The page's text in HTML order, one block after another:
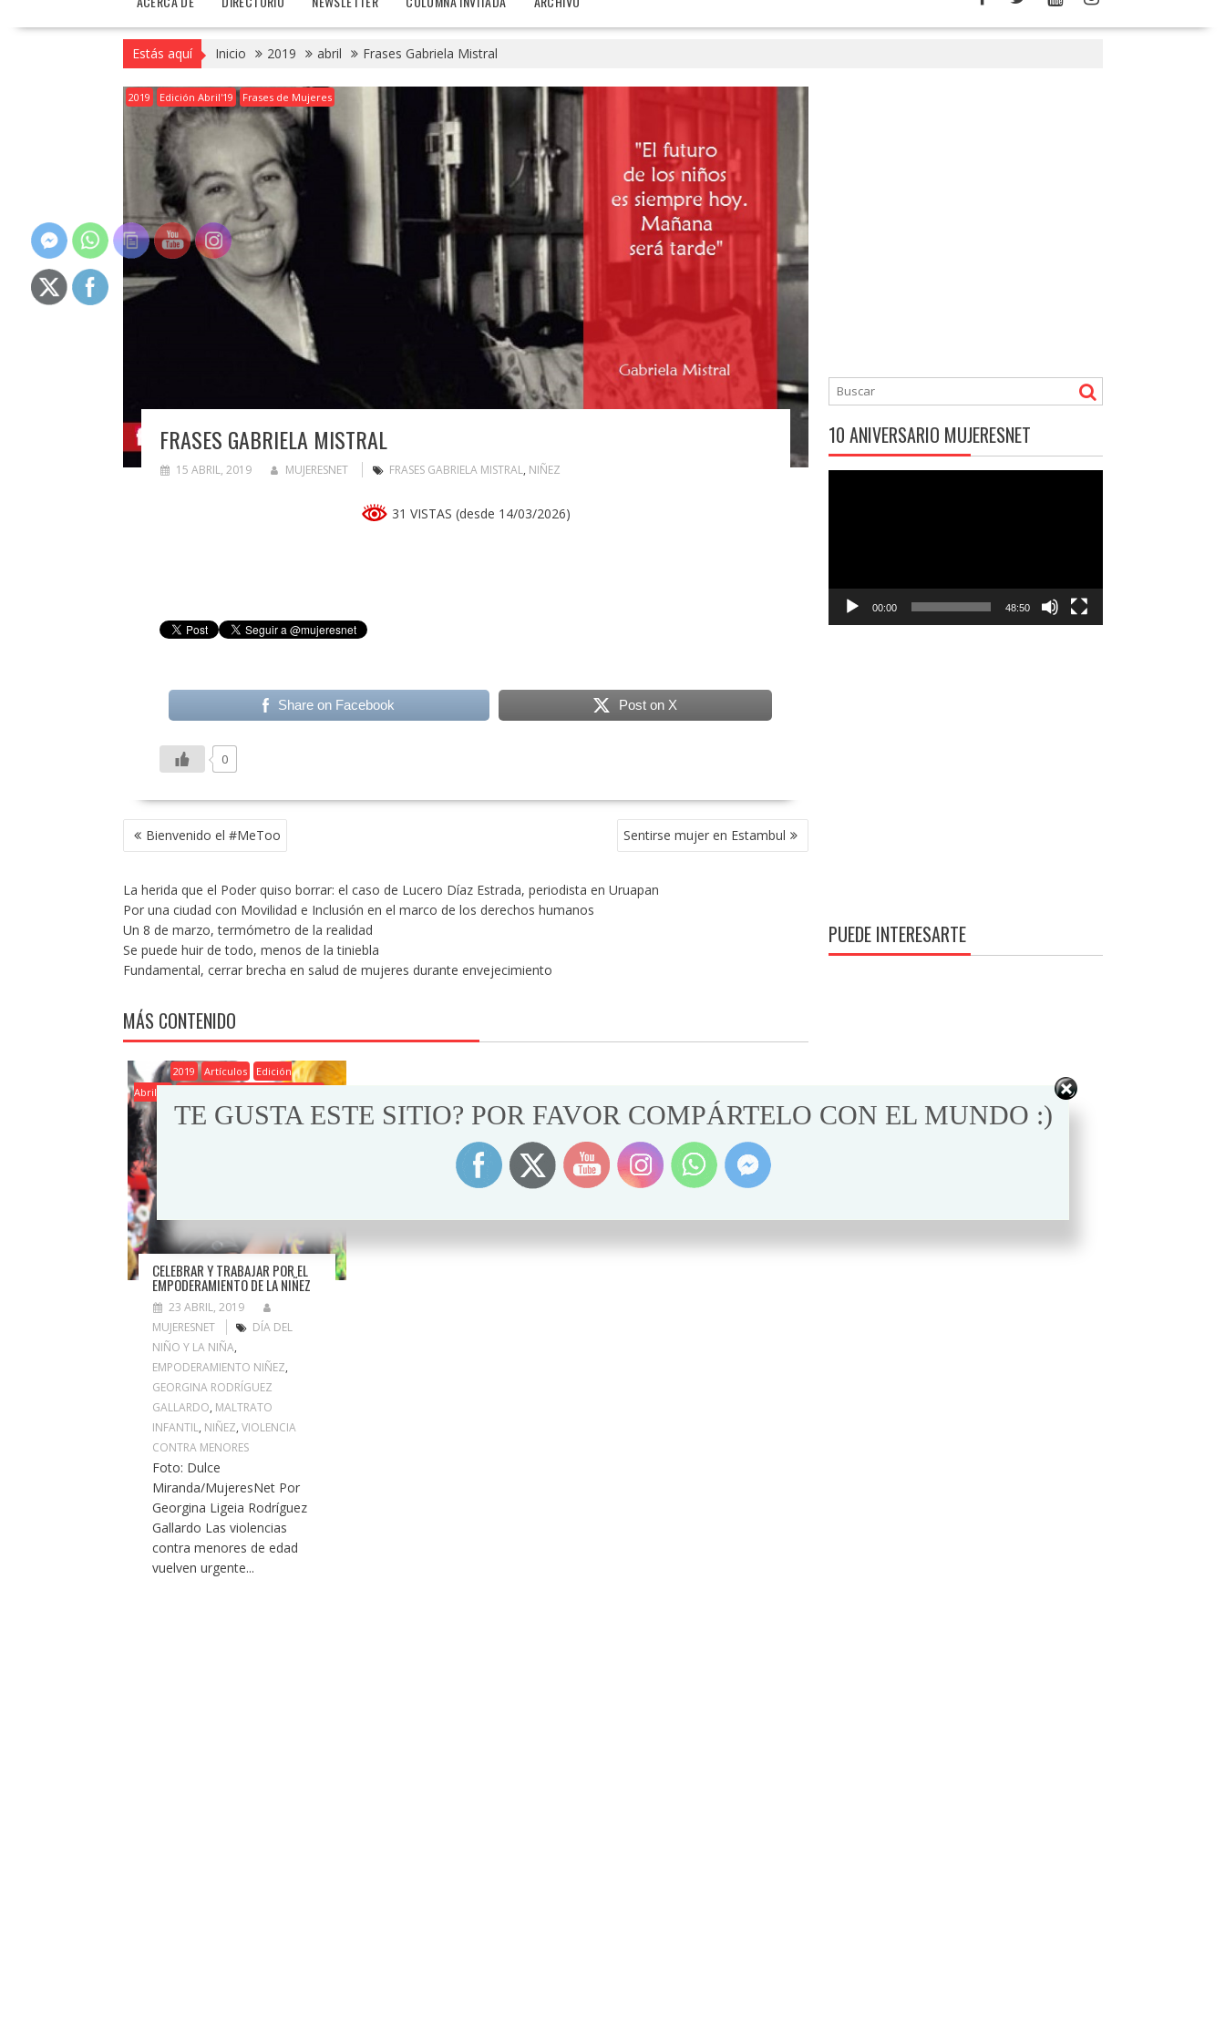
Estás aquí Inicio 2019 abril Frases Gabriela Mistral
2019 Edición Abril'19 Frases de Mujeres
FRASES GABRIELA MISTRAL
15 ABRIL, 2019 MUJERESNET FRASES GABRIELA MISTRAL, NIÑEZ
31 VISTAS (desde 14/03/2026)
Share on Facebook Post on X
0
NAVEGACIÓN
DE Bienvenido el #MeToo Sentirse mujer en Estambul
La herida que el Poder quiso borrar: el caso de Lucero Díaz Estrada, periodista en Uruapan
Por una ciudad con Movilidad e Inclusión en el marco de los derechos humanos
Un 8 de marzo, termómetro de la realidad
Se puede huir de todo, menos de la tiniebla
Fundamental, cerrar brecha en salud de mujeres durante envejecimiento
MÁS CONTENIDO
2019 Artículos
Edición
Abril'19
CELEBRAR Y TRABAJAR POR EL
EMPODERAMIENTO DE LA NIÑEZ
23 ABRIL, 2019
MUJERESNET
DÍA DEL
NIÑO Y LA NIÑA,
EMPODERAMIENTO NIÑEZ,
GEORGINA RODRÍGUEZ
GALLARDO, MALTRATO
INFANTIL, NIÑEZ, VIOLENCIA
CONTRA MENORES
Foto: Dulce
Miranda/MujeresNet Por
Georgina Ligeia Rodríguez
Gallardo Las violencias
contra menores de edad
vuelven urgente...
10 ANIVERSARIO MUJERESNET
00:00 48:50
PUEDE INTERESARTE
TE GUSTA ESTE SITIO? POR FAVOR COMPÁRTELO CON EL MUNDO :)